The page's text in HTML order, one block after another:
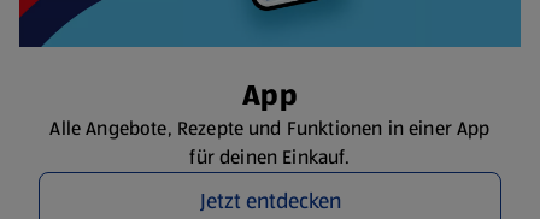
App
Alle Angebote, Rezepte und Funktionen in einer App
für deinen Einkauf.
Jetzt entdecken